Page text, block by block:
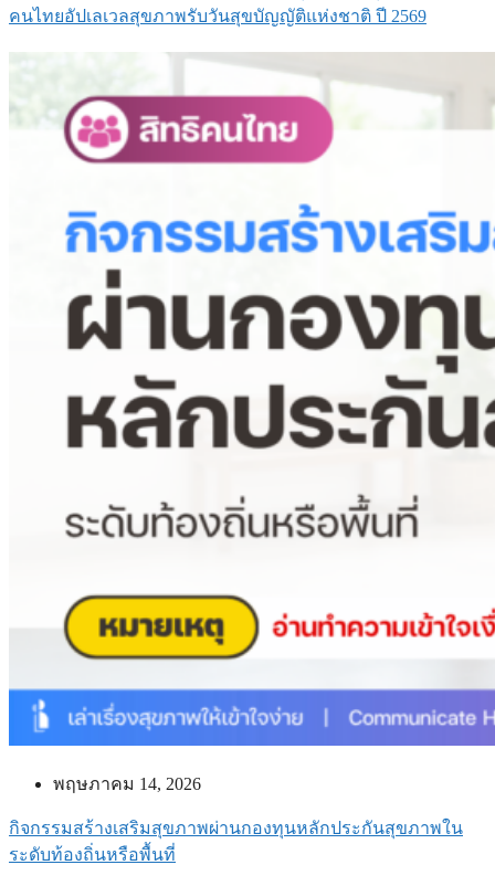
คนไทยอัปเลเวลสุขภาพรับวันสุขบัญญัติแห่งชาติ ปี 2569
พฤษภาคม 14, 2026
กิจกรรมสร้างเสริมสุขภาพผ่านกองทุนหลักประกันสุขภาพใน
ระดับท้องถิ่นหรือพื้นที่